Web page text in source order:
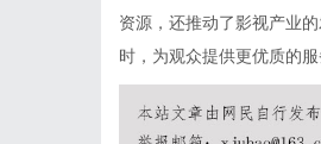
资源，还推动了影视产业
时，为观众提供更优质的服